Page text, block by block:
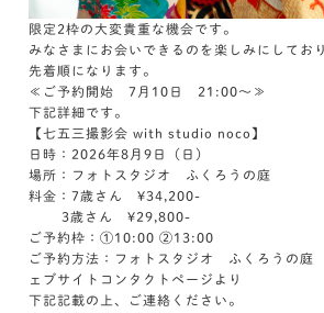
限定2枠の大変貴重な機会です。
みなさまにお会いできるのを楽しみにしてお
先着順になります。
≪ご予約開始 7月10日 21:00～≫
下記詳細です。
【七五三撮影会 with studio noco】
日時：2026年8月9日（日）
場所：フォトスタジオ ふくろうの庭
料金：7歳さん ¥34,200-
3歳さん ¥29,800-
ご予約枠：①10:00 ②13:00
ご予約方法：フォトスタジオ ふくろうの庭
ェブサイトコンタクトページより
下記記載の上、ご連絡ください。